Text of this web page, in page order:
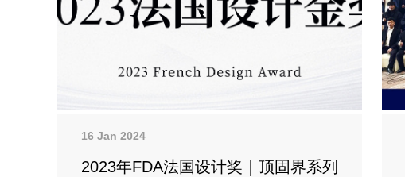
16 Jan 2024
2023年FDA法国设计奖｜顶固界系列